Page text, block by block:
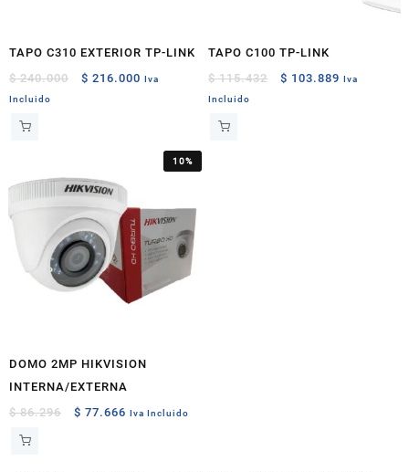
TAPO C310 EXTERIOR TP-LINK
$240.000
Original
$ 216.000 Current
Iva
Incluido
TAPO C100 TP-LINK
$115.432
Original
$ 103.889 Current
Iva
Incluido
10%
DOMO 2MP HIKVISION
INTERNA/EXTERNA
$86.296
Original
$ 77.666 Current
Iva Incluido